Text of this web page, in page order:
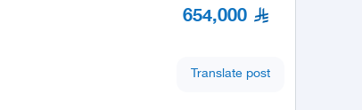
654,000
Translate post